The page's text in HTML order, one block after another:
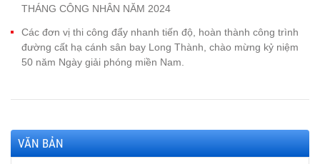
THÁNG CÔNG NHÂN NĂM 2024
Các đơn vị thi công đẩy nhanh tiến độ, hoàn thành công trình
đường cất hạ cánh sân bay Long Thành, chào mừng kỷ niệm
50 năm Ngày giải phóng miền Nam.
VĂN BẢN